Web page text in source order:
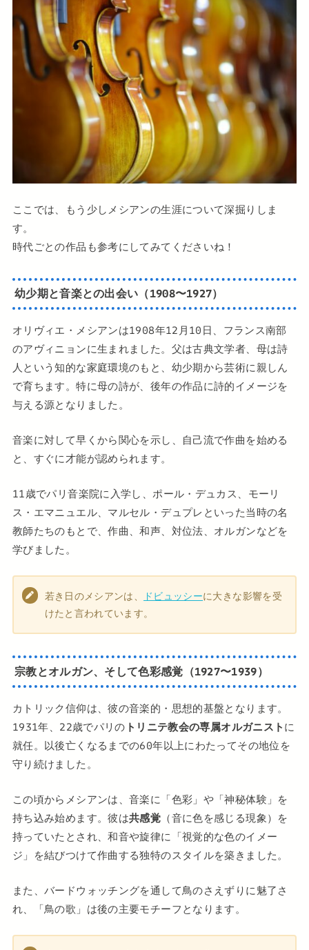
ここでは、もう少しメシアンの生涯について深掘りしま
す。
時代ごとの作品も参考にしてみてくださいね！
幼少期と音楽との出会い（1908〜1927）
オリヴィエ・メシアンは1908年12月10日、フランス南部
のアヴィニョンに生まれました。父は古典文学者、母は詩
人という知的な家庭環境のもと、幼少期から芸術に親しん
で育ちます。特に母の詩が、後年の作品に詩的イメージを
与える源となりました。
音楽に対して早くから関心を示し、自己流で作曲を始める
と、すぐに才能が認められます。
11歳でパリ音楽院に入学し、ポール・デュカス、モーリ
ス・エマニュエル、マルセル・デュプレといった当時の名
教師たちのもとで、作曲、和声、対位法、オルガンなどを
学びました。
若き日のメシアンは、 ドビュッシーに大きな影響を受
けたと言われています。
宗教とオルガン、そして色彩感覚（1927〜1939）
カトリック信仰は、彼の音楽的・思想的基盤となります。
1931年、22歳でパリの トリニテ教会の専属オルガニストに
就任。以後亡くなるまでの60年以上にわたってその地位を
守り続けました。
この頃からメシアンは、音楽に「色彩」や「神秘体験」を
持ち込み始めます。彼は共感覚 （音に色を感じる現象）を
持っていたとされ、和音や旋律に「視覚的な色のイメー
ジ」を結びつけて作曲する独特のスタイルを築きました。
また、バードウォッチングを通して鳥のさえずりに魅了さ
れ、「鳥の歌」は後の主要モチーフとなります。